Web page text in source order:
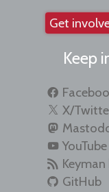
Get
Keep
X/
YouTube
GitHub